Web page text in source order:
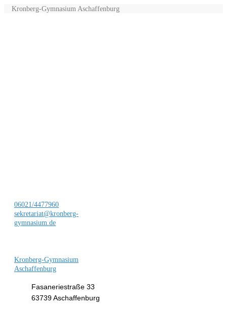
Kronberg-Gymnasium Aschaffenburg
06021/4477960
sekretariat@kronberg-
gymnasium.de
Kronberg-Gymnasium
Aschaffenburg
Fasaneriestraße 33
63739 Aschaffenburg